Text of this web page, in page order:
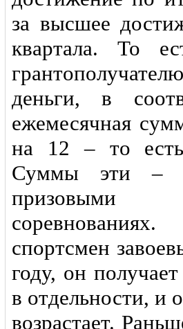
за высшее
квартала. То
деньги, в
ежемесячная
на 12 – то
Суммы эти –
призовыми
спортсмен
году, он
в отдельности, и
возрастает.